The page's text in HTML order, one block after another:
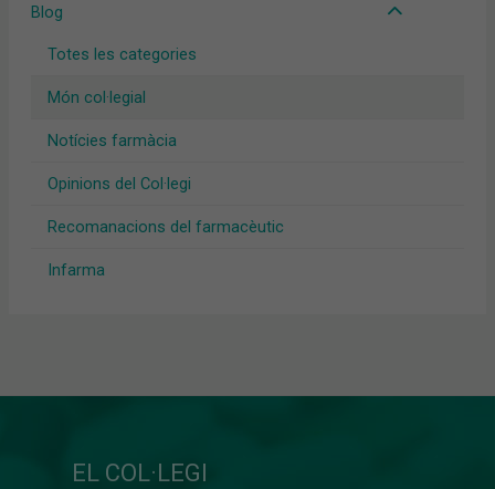
Blog
Totes les categories
Món col·legial
Notícies farmàcia
Opinions del Col·legi
Recomanacions del farmacèutic
Infarma
EL COL·LEGI